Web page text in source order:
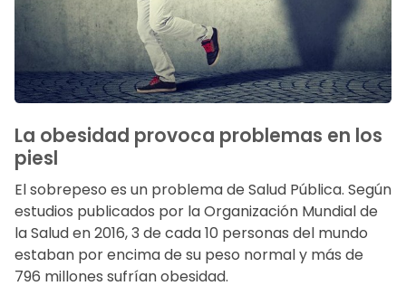
La obesidad provoca problemas en los
piesl
El sobrepeso es un problema de Salud Pública. Según
estudios publicados por la Organización Mundial de
la Salud en 2016, 3 de cada 10 personas del mundo
estaban por encima de su peso normal y más de
796 millones sufrían obesidad.